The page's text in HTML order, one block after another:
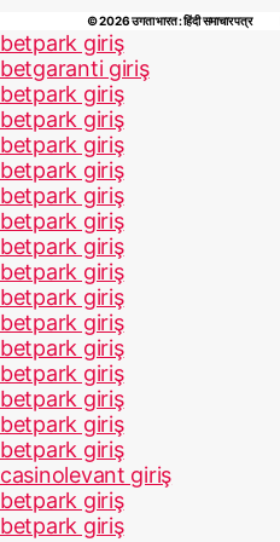
© 2026उगता भारत : हिंदी समाचार पत्र
betpark giriş
betgaranti giriş
betpark giriş
betpark giriş
betpark giriş
betpark giriş
betpark giriş
betpark giriş
betpark giriş
betpark giriş
betpark giriş
betpark giriş
betpark giriş
betpark giriş
betpark giriş
betpark giriş
betpark giriş
casinolevant giriş
betpark giriş
betpark giriş